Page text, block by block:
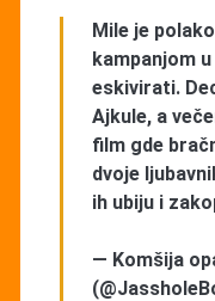
Mile je
kampanjom
eskivirati.
Ajkule, a
film gde
dvoje
ih ubiju i
— Komšija